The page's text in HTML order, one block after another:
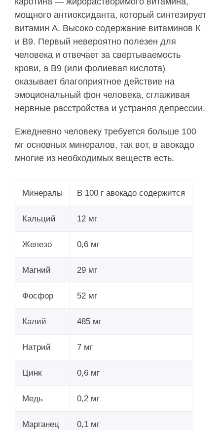
мощного антиоксиданта, который синтезирует
витамин А. Высоко содержание витаминов К
и В9. Первый невероятно полезен для
человека и отвечает за свертываемость
крови, а В9 (или фолиевая кислота)
оказывает благоприятное действие на
эмоциональный фон человека, сглаживая
нервные расстройства и устраняя депрессии.
Ежедневно человеку требуется больше 100
мг основных минералов, так вот, в авокадо
многие из необходимых веществ есть.
Минералы В 100 г авокадо содержится
Кальций 12 мг
Железо 0,6 мг
Магний 29 мг
Фосфор 52 мг
Калий 485 мг
Натрий 7 мг
Цинк 0,6 мг
Медь 0,2 мг
Марганец 0,1 мг